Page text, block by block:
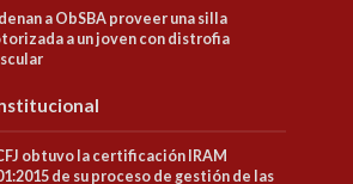
a ObSBA proveer una silla
a un joven con distrofia
obtuvo la certificación IRAM
de su proceso de gestión de las